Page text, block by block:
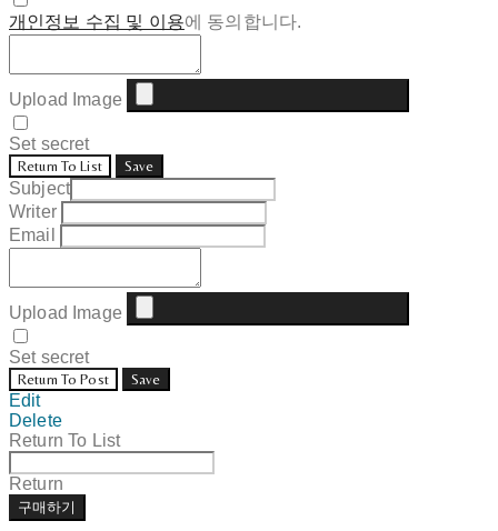
개인정보 수집 및 이용에 동의합니다.
Upload Image
Set secret
Return To List Save
Subject
Writer
Email
Upload Image
Set secret
Return To Post Save
Edit
Delete
Return To List
Return
구매하기